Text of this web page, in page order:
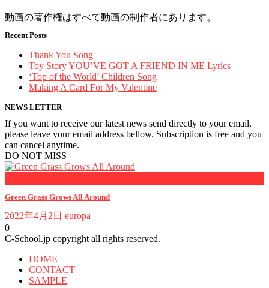
動画の著作権はすべて動画の制作者にあります。
Recent Posts
Thank You Song
Toy Story YOU’VE GOT A FRIEND IN ME Lyrics
‘Top of the World’ Children Song
Making A Card For My Valentine
NEWS LETTER
If you want to receive our latest news send directly to your email,
please leave your email address bellow. Subscription is free and you
can cancel anytime.
DO NOT MISS
Green Grass Grows All Around
2022年4月2日 europa
0
C-School.jp copyright all rights reserved.
HOME
CONTACT
SAMPLE